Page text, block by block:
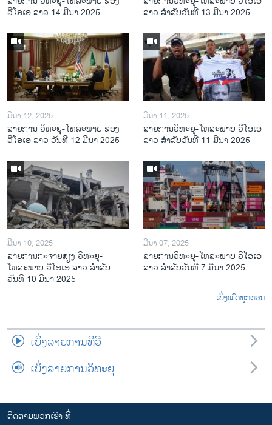
ວີໂອເອ ລາວ 14 ມີນາ 2025
ລາວ ສຳ​ລັບ​ວັນ​ທີ 13 ມີ​ນາ 2025
ມີນາ 12, 2025
ລາຍການ ວິທະຍຸ-ໂທລະພາບ ຂອງ
ວີໂອເອ ລາວ ວັນທີ 12 ມີນາ 2025
ມີນາ 11, 2025
ລາຍການວິ​ທະ​ຍຸ-ໂທ​ລະ​ພາບ ວີໂອເອ
ລາວ ສຳ​ລັບ​ວັນ​ທີ 11 ມີ​ນາ 2025
ມີນາ 10, 2025
ລາຍການກະຈາຍສຽງ ວິທະຍຸ-
ໂທລະພາບ ວີໂອເອ ລາວ ສຳລັບ
ວັນທີ 10 ມີນາ 2025
ມີນາ 07, 2025
ລາຍການ​ວິ​ທະ​ຍ​ຸ-ໂທ​ລະ​ພາບ ວີໂອເອ
ລາວ ສຳ​ລັບ​ວັນ​ທີ 7 ມີ​ນາ 2025
ເບິ່ງໝົດທຸກຕອນ
ເບິ່ງລາຍການທີວີ
ເບິ່ງລາຍການວິທະຍຸ
ຕິດຕາມພວກເຮົາ ທີ່